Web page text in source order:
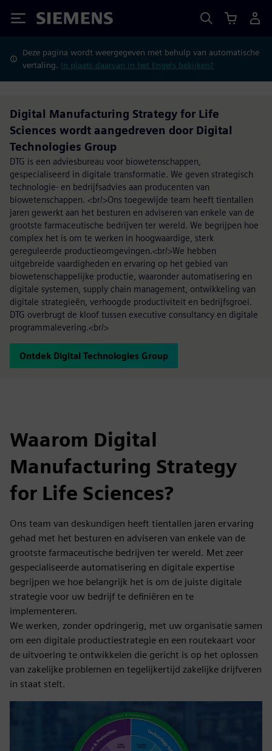
Siemens
Deze pagina wordt weergegeven met behulp van automatische
vertaling. In plaats daarvan in het Engels bekijken?
Digital Manufacturing Strategy for Life
Sciences wordt aangedreven door Digital
Technologies Group
DTG is een adviesbureau voor biowetenschappen,
gespecialiseerd in digitale transformatie. We geven strategisch
technologie- en bedrijfsadvies aan producenten van
biowetenschappen. <br/>Ons toegewijde team heeft tientallen
jaren gewerkt aan het besturen en adviseren van enkele van de
grootste farmaceutische bedrijven ter wereld. We begrijpen hoe
complex het is om te werken in hoogwaardige, sterk
gereguleerde productieomgevingen.<br/>We hebben
uitgebreide vaardigheden en ervaring op het gebied van
biowetenschappelijke productie, waaronder automatisering en
digitale systemen, supply chain management, ontwikkeling van
digitale strategieën, verhoogde productiviteit en bedrijfsgroei.
DTG overbrugt de kloof tussen executive consultancy en digitale
programmalevering.<br/>
Ontdek Digital Technologies Group
Waarom Digital
Manufacturing Strategy
for Life Sciences?
Ons team van deskundigen heeft tientallen jaren ervaring
gehad met het besturen en adviseren van enkele van de
grootste farmaceutische bedrijven ter wereld. Met zeer
gespecialiseerde automatisering en digitale expertise
begrijpen we hoe belangrijk het is om de juiste digitale
strategie voor uw bedrijf te definiëren en te
implementeren.
We werken, zonder opdringerig, met uw organisatie samen
om een digitale productiestrategie en een routekaart voor
de uitvoering te ontwikkelen die gericht is op het oplossen
van zakelijke problemen en tegelijkertijd zakelijke drijfveren
in staat stelt.